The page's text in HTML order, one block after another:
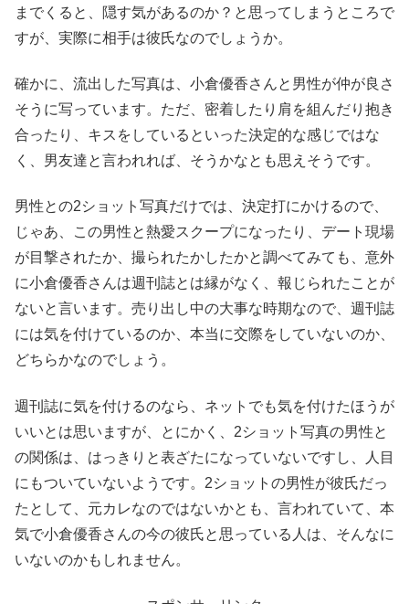
までくると、隠す気があるのか？と思ってしまうところで
すが、実際に相手は彼氏なのでしょうか。
確かに、流出した写真は、小倉優香さんと男性が仲が良さ
そうに写っています。ただ、密着したり肩を組んだり抱き
合ったり、キスをしているといった決定的な感じではな
く、男友達と言われれば、そうかなとも思えそうです。
男性との2ショット写真だけでは、決定打にかけるので、
じゃあ、この男性と熱愛スクープになったり、デート現場
が目撃されたか、撮られたかしたかと調べてみても、意外
に小倉優香さんは週刊誌とは縁がなく、報じられたことが
ないと言います。売り出し中の大事な時期なので、週刊誌
には気を付けているのか、本当に交際をしていないのか、
どちらかなのでしょう。
週刊誌に気を付けるのなら、ネットでも気を付けたほうが
いいとは思いますが、とにかく、2ショット写真の男性と
の関係は、はっきりと表ざたになっていないですし、人目
にもついていないようです。2ショットの男性が彼氏だっ
たとして、元カレなのではないかとも、言われていて、本
気で小倉優香さんの今の彼氏と思っている人は、そんなに
いないのかもしれません。